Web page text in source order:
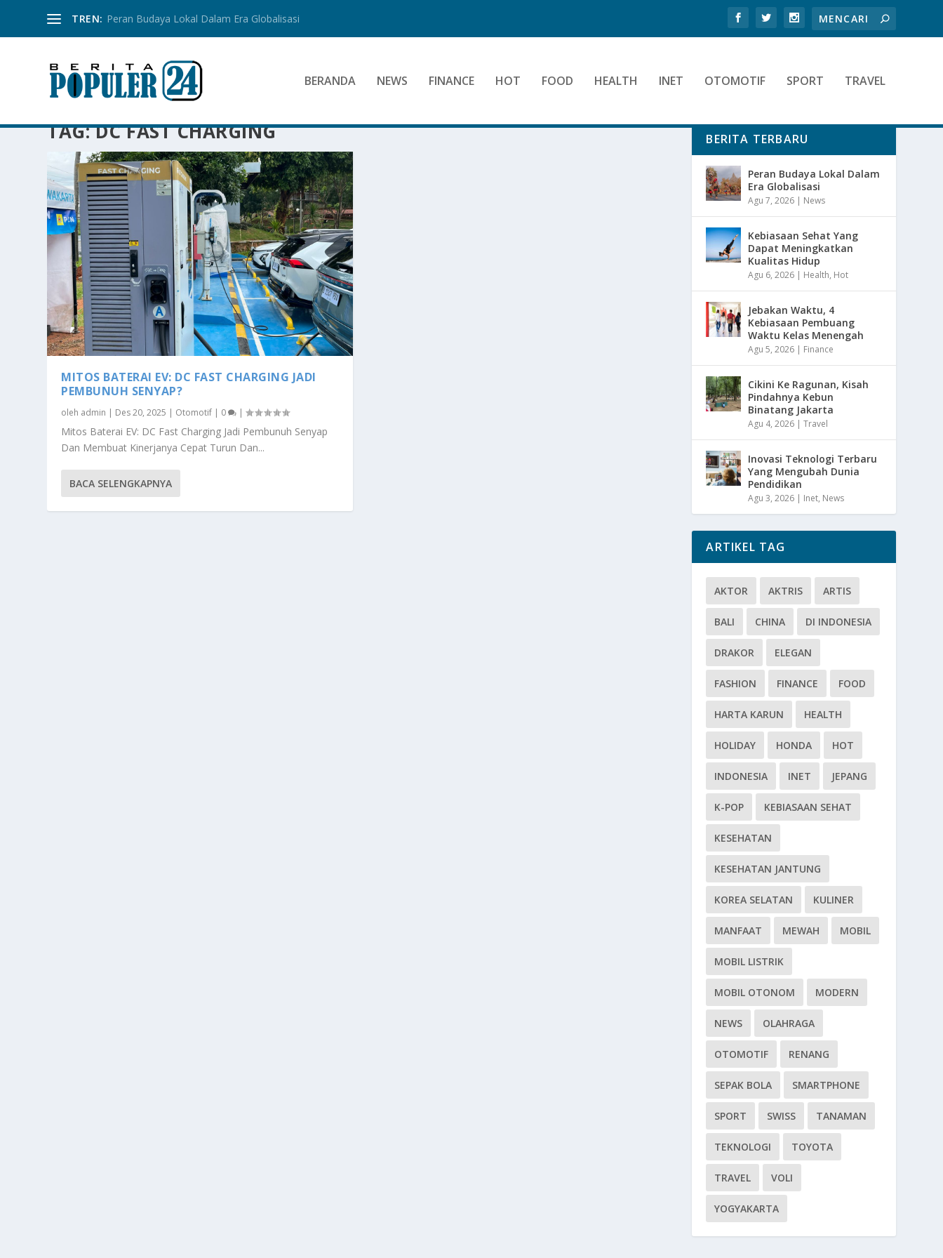
TREN: Peran Budaya Lokal Dalam Era Globalisasi
BERANDA NEWS FINANCE HOT FOOD HEALTH INET OTOMOTIF SPORT TRAVEL
TAG:DC FAST CHARGING
MITOS BATERAI EV: DC FAST CHARGING JADI
PEMBUNUH SENYAP?
oleh admin | Des 20, 2025 | Otomotif | 0 |
Mitos Baterai EV: DC Fast Charging Jadi Pembunuh Senyap
Dan Membuat Kinerjanya Cepat Turun Dan...
BACA SELENGKAPNYA
BERITA TERBARU
Peran Budaya Lokal Dalam
Era Globalisasi
Agu 7, 2026 | News
Kebiasaan Sehat Yang
Dapat Meningkatkan
Kualitas Hidup
Agu 6, 2026 | Health, Hot
Jebakan Waktu, 4
Kebiasaan Pembuang
Waktu Kelas Menengah
Agu 5, 2026 | Finance
Cikini Ke Ragunan, Kisah
Pindahnya Kebun
Binatang Jakarta
Agu 4, 2026 |Travel
Inovasi Teknologi Terbaru
Yang Mengubah Dunia
Pendidikan
Agu 3, 2026 | Inet, News
ARTIKEL TAG
AKTOR AKTRIS ARTIS
BALI CHINA DI INDONESIA
DRAKOR ELEGAN
FASHION FINANCE FOOD
HARTA KARUN HEALTH
HOLIDAY HONDA HOT
INDONESIA INET JEPANG
K-POP KEBIASAAN SEHAT
KESEHATAN
KESEHATAN JANTUNG
KOREA SELATAN KULINER
MANFAAT MEWAH MOBIL
MOBIL LISTRIK
MOBIL OTONOM MODERN
NEWS OLAHRAGA
OTOMOTIF RENANG
SEPAK BOLA SMARTPHONE
SPORT SWISS TANAMAN
TEKNOLOGI TOYOTA
TRAVEL VOLI
YOGYAKARTA